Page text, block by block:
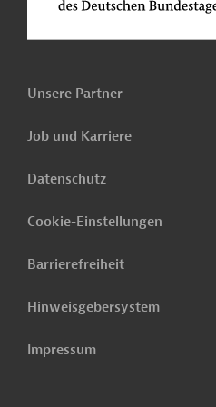
Unsere Partner
Job und Karriere
Datenschutz
Cookie-Einstellungen
Barrierefreiheit
Hinweisgebersystem
Impressum